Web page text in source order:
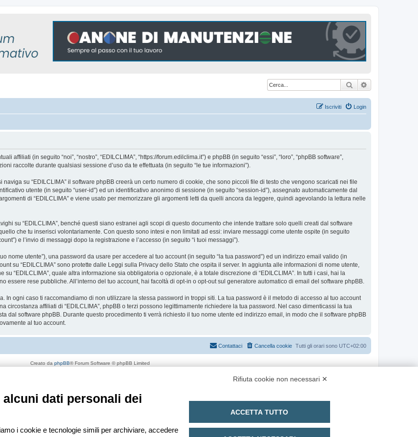
Cerca
Login
Iscriviti
affiliati (in seguito “noi”, “nostro”, “EDILCLIMA”, “https://forum.edilclima.it”) e phpBB (in seguito “essi”, “loro”, “phpBB software”,
raccolte durante qualsiasi sessione d’uso da te effettuata (in seguito “le tue informazioni”).
su “EDILCLIMA” il software phpBB creerà un certo numero di cookie, che sono piccoli file di testo che vengono scaricati nei file
utente (in seguito “user-id”) ed un identificativo anonimo di sessione (in seguito “session-id”), assegnato automaticamente dal
di “EDILCLIMA” e viene usato per memorizzare gli argomenti letti da quelli ancora da leggere, quindi agevolando la lettura nelle
su “EDILCLIMA”, benché questi siano estranei agli scopi di questo documento che intende trattare solo quelli creati dal software
che tu inserisci volontariamente. Con questo sono intesi e non limitati ad essi: inviare messaggi come utente ospite (in seguito
e l’invio di messaggi dopo la registrazione e l’accesso (in seguito “i tuoi messaggi”).
nome utente”), una password da usare per accedere al tuo account (in seguito “la tua password”) ed un indirizzo email valido (in
su “EDILCLIMA” sono protette dalle Leggi sulla Privacy dello Stato che ospita il server. In aggiunta alle informazioni di nome utente,
“EDILCLIMA”, quale altra informazione sia obbligatoria o opzionale, è a totale discrezione di “EDILCLIMA”. In tutti i casi, hai la
rese pubbliche. All’interno del tuo account, hai facoltà di opt-in o opt-out sul generatore automatico di email del software phpBB.
In ogni caso ti raccomandiamo di non utilizzare la stessa password in troppi siti. La tua password è il metodo di accesso al tuo account
circostanza affiliati di “EDILCLIMA”, phpBB o terzi possono legittimamente richiedere la tua password. Nel caso dimenticassi la tua
dal software phpBB. Durante questo procedimento ti verrà richiesto il tuo nome utente ed indirizzo email, in modo che il software phpBB
al tuo account.
Tutti gli orari sono UTC+02:00
Cancella cookie
Contattaci
Creato da phpBB® Forum Software © phpBB Limited
Rifiuta cookie non necessari ✕
dati personali dei
i cookie e tecnologie simili per archiviare, accedere
ACCETTA TUTTO